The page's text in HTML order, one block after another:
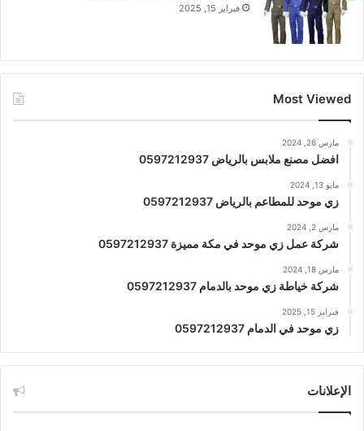
فبراير 15, 2025
Most Viewed
مارس 26, 2024
افضل مصنع ملابس بالرياض 0597212937
مايو 13, 2024
زي موحد للمطاعم بالرياض 0597212937
مارس 2, 2024
شركة عمل زي موحد في مكة مميزة 0597212937
مارس 18, 2024
شركة خياطة زي موحد بالدمام 0597212937
فبراير 15, 2025
زي موحد في الدمام 0597212937
الإعلانات